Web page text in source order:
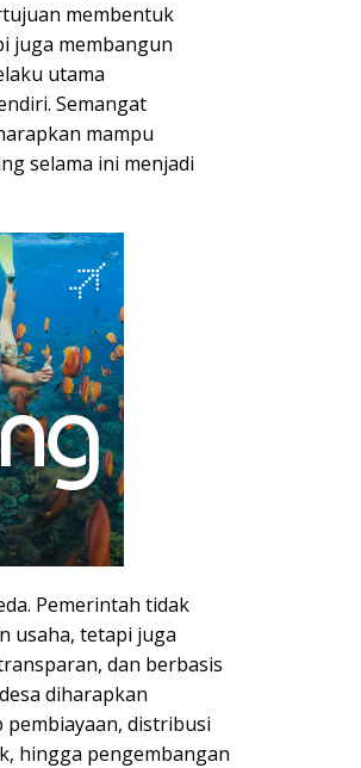
membentuk
juga membangun
utama
Semangat
mampu
selama ini menjadi
Pemerintah tidak
usaha, tetapi juga
dan berbasis
diharapkan
pembiayaan, distribusi
hingga pengembangan